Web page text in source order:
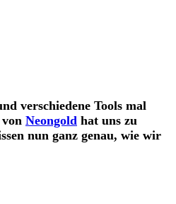
verschiedene Tools mal
Neongold hat uns zu
nun ganz genau, wie wir